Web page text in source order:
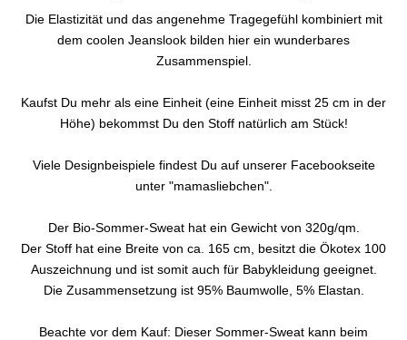
Die Elastizität und das angenehme Tragegefühl kombiniert mit
dem coolen Jeanslook bilden hier ein wunderbares
Zusammenspiel.
Kaufst Du mehr als eine Einheit (eine Einheit misst 25 cm in der
Höhe) bekommst Du den Stoff natürlich am Stück!
Viele Designbeispiele findest Du auf unserer Facebookseite
unter "mamasliebchen".
Der Bio-Sommer-Sweat hat ein Gewicht von 320g/qm.
Der Stoff hat eine Breite von ca. 165 cm, besitzt die Ökotex 100
Auszeichnung und ist somit auch für Babykleidung geeignet.
Die Zusammensetzung ist 95% Baumwolle, 5% Elastan.
Beachte vor dem Kauf: Dieser Sommer-Sweat kann beim